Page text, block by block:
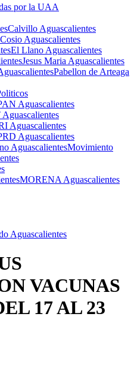
por la UAA
Calvillo Aguascalientes
Cosio Aguascalientes
El Llano Aguascalientes
Jesus Maria Aguascalientes
Pabellon de Arteaga
Aguascalientes
Aguascalientes
Aguascalientes
Aguascalientes
AguascalientesMovimiento
MORENA Aguascalientes
Aguascalientes
VACUNAS
17 AL 23